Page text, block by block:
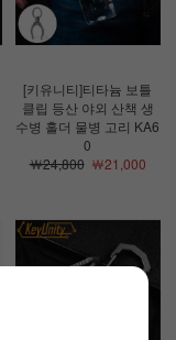
[키유니티]티타늄 보틀
클립 등산 야외 산책 생
수병 홀더 물병 고리 KA6
0
￦24,800￦21,000